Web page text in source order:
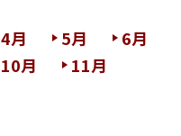
4月 5月
6月
10月
11月